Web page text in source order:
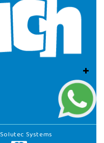
Solutec Systems